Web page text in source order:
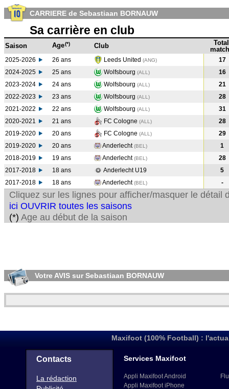
CARRIERE de Sebastiaan BORNAUW
Sa carrière en club
Saison Age(*) Club
Total
2025-2026 26 ans Leeds United (ANG)
17
2024-2025
25 ans Wolfsbourg (ALL )
16
2023-2024
24 ans Wolfsbourg (ALL )
21
2022-2023
23 ans Wolfsbourg (ALL )
28
2021-2022
22 ans Wolfsbourg (ALL )
31
2020-2021
21 ans FC Cologne (ALL )
28
2019-2020
20 ans FC Cologne (ALL )
29
2019-2020
20 ans Anderlecht(BEL )
1
2018-2019
19 ans Anderlecht(BEL )
28
2017-2018
18 ans Anderlecht U19
5
2017-2018
18 ans Anderlecht(BEL ) -
Cliquez sur les lignes pour afficher/masquer le détail
ici OUVRIR toutes les saisons
(*) Age au début de la saison
Votre AVIS sur Sebastiaan BORNAUW
Maxifoot (100% Football) :
Contacts
La rédaction
Services Maxifoot
Appli Maxifoot Android
Appli Maxifoot iPhone